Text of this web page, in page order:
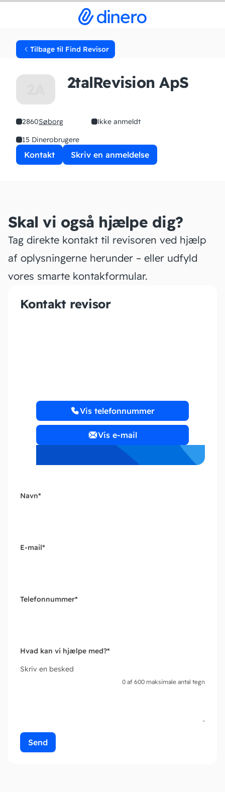
Tilbage til Find Revisor
2talRevision ApS
2860Søborg
Ikke anmeldt
15 Dinerobrugere
Kontakt Skriv en anmeldelse
Skal vi også hjælpe dig?
Tag direkte kontakt til revisoren ved hjælp
af oplysningerne herunder – eller udfyld
vores smarte kontakformular.
Kontakt revisor
Vis telefonnummer
Vis e-mail
Navn*
E-mail*
Telefonnummer*
Hvad kan vi hjælpe med?*
Skriv en besked
0 af 600 maksimale antal tegn